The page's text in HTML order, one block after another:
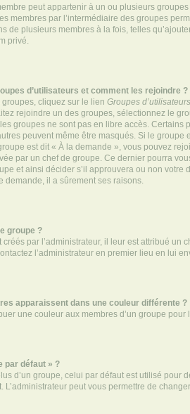
peut appartenir à un ou plusieurs
membres par l’intermédiaire des groupes
de plusieurs membres à la fois, telles
privé.
d’utilisateurs et comment les rejoindre ?
cliquez sur le lien Groupes d’utilisateurs
rejoindre un des groupes, sélectionnez le
groupes ne sont pas en libre accès. Certains
peuvent même être masqués. Si le groupe
est dit « À la demande », vous pouvez
par un chef de groupe. Ce dernier pourra
et ainsi décider s’il approuvera ou non votre
demande, il a sûrement ses raisons.
groupe ?
par l’administrateur, il leur est attribué un
l’administrateur en premier lieu en lui
apparaissent dans une couleur différente ?
une couleur aux membres d’un groupe
par défaut » ?
d’un groupe, celui par défaut est utilisé pour
L’administrateur peut vous permettre de